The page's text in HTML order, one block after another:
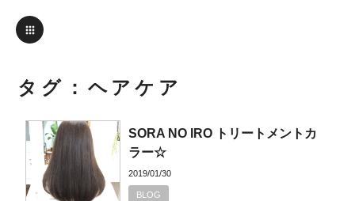
タグ：ヘアケア
SORA NO IRO トリートメントカ
ラー☆
2019/01/30
BLOG